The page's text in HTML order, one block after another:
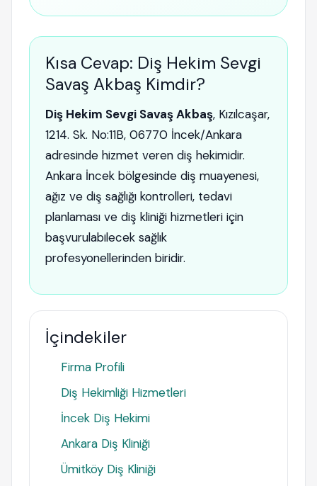
Kısa Cevap: Diş Hekim Sevgi
Savaş Akbaş Kimdir?
Diş Hekim Sevgi Savaş Akbaş, Kızılcaşar,
1214. Sk. No:11B, 06770 İncek/Ankara
adresinde hizmet veren diş hekimidir.
Ankara İncek bölgesinde diş muayenesi,
ağız ve diş sağlığı kontrolleri, tedavi
planlaması ve diş kliniği hizmetleri için
başvurulabilecek sağlık
profesyonellerinden biridir.
İçindekiler
Firma Profili
Diş Hekimliği Hizmetleri
İncek Diş Hekimi
Ankara Diş Kliniği
Ümitköy Diş Kliniği